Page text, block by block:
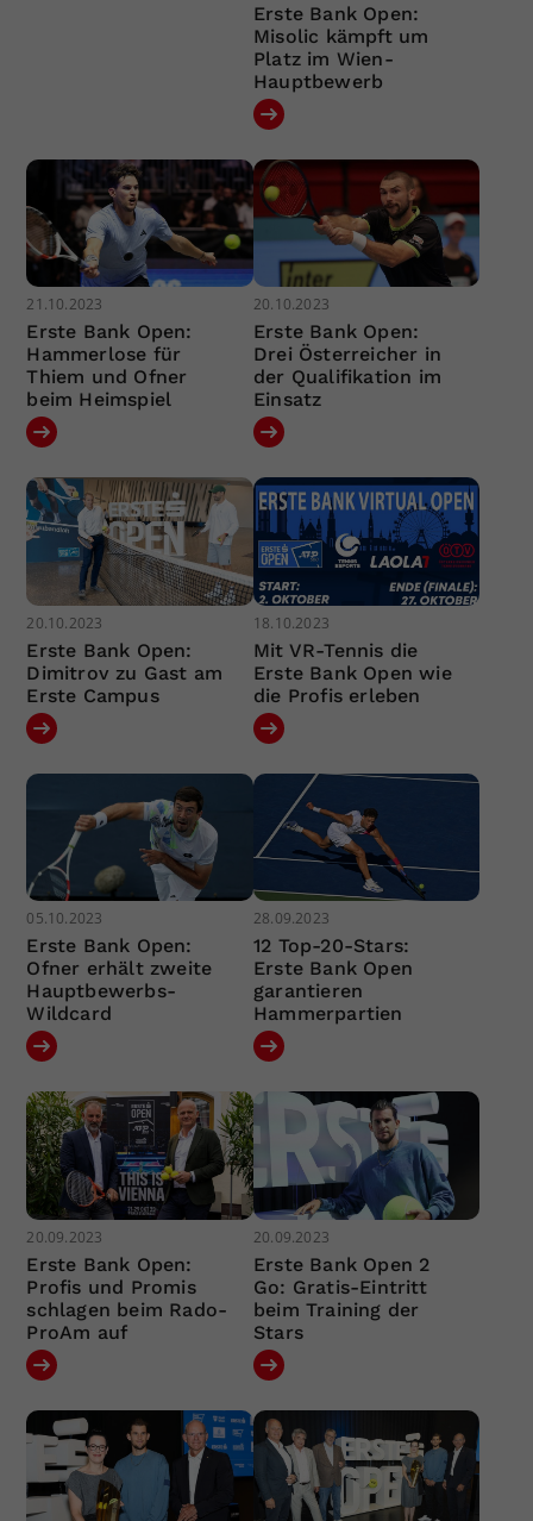
Erste Bank Open:
Misolic kämpft um
Platz im Wien-
Hauptbewerb
21.10.2023
Erste Bank Open:
Hammerlose für
Thiem und Ofner
beim Heimspiel
20.10.2023
Erste Bank Open:
Drei Österreicher in
der Qualifikation im
Einsatz
20.10.2023
Erste Bank Open:
Dimitrov zu Gast am
Erste Campus
18.10.2023
Mit VR-Tennis die
Erste Bank Open wie
die Profis erleben
05.10.2023
Erste Bank Open:
Ofner erhält zweite
Hauptbewerbs-
Wildcard
28.09.2023
12 Top-20-Stars:
Erste Bank Open
garantieren
Hammerpartien
20.09.2023
Erste Bank Open:
Profis und Promis
schlagen beim Rado-
ProAm auf
20.09.2023
Erste Bank Open 2
Go: Gratis-Eintritt
beim Training der
Stars